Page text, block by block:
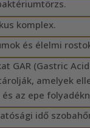
komplex.
és élelmi
GAR (Gastric
amelyek
az epe
idő